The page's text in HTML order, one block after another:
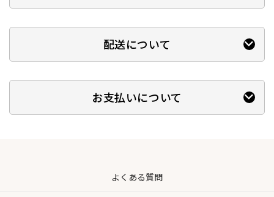
配送について
お支払いについて
よくある質問